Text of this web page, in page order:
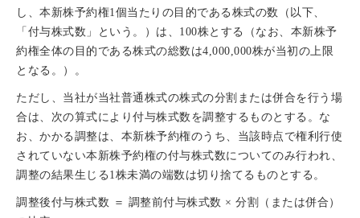
し、本新株予約権1個当たりの目的である株式の数（以下、
「付与株式数」という。）は、100株とする（なお、本新株予
約権全体の目的である株式の総数は4,000,000株が当初の上限
となる。）。
ただし、当社が当社普通株式の株式の分割または併合を行う場
合は、次の算式により付与株式数を調整するものとする。な
お、かかる調整は、本新株予約権のうち、当該時点で権利行使
されていない本新株予約権の付与株式数についてのみ行われ、
調整の結果生じる1株未満の端数は切り捨てるものとする。
調整後付与株式数 ＝ 調整前付与株式数 × 分割（または併合）